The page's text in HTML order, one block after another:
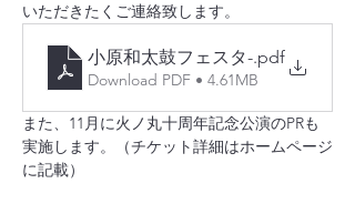
いただきたくご連絡致します。
小原和太鼓フェスタ-.pdf
Download PDF • 4.61MB
また、11月に火ノ丸十周年記念公演のPRも
実施します。（チケット詳細はホームページ
に記載）